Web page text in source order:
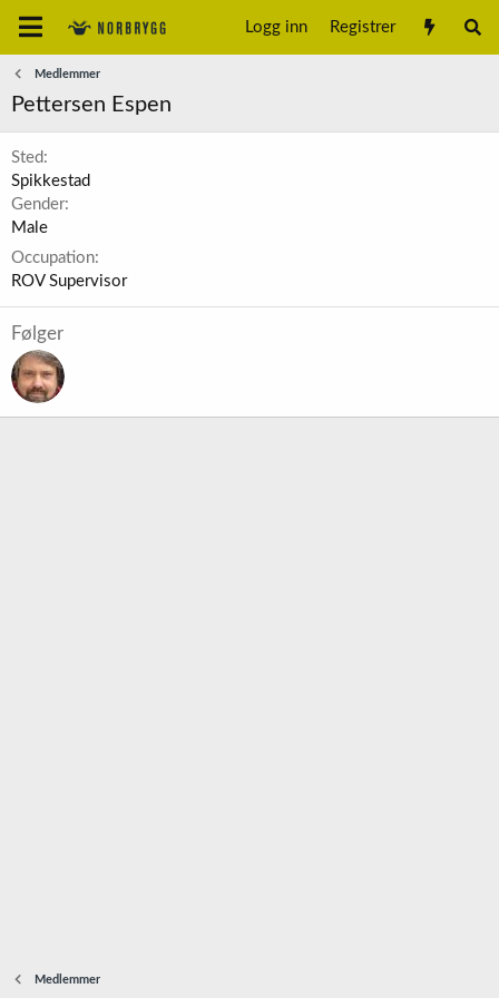
Logg inn Registrer
Medlemmer
Pettersen Espen
Sted
Spikkestad
Gender
Male
Occupation
ROV Supervisor
Følger
Medlemmer